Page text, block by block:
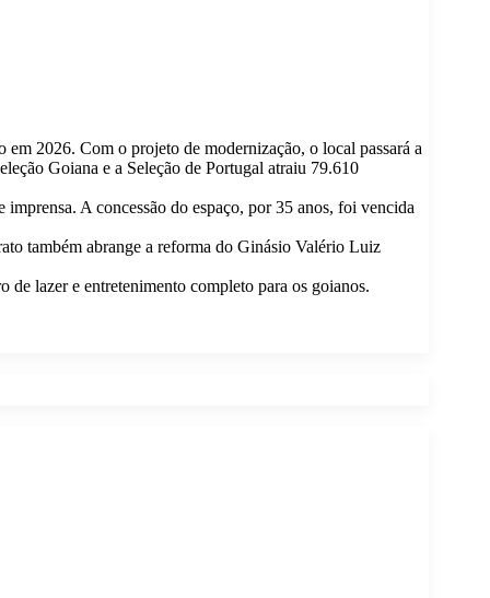
2026. Com o projeto de modernização, o local passará a
Goiana e a Seleção de Portugal atraiu 79.610
A concessão do espaço, por 35 anos, foi vencida
também abrange a reforma do Ginásio Valério Luiz
lazer e entretenimento completo para os goianos.